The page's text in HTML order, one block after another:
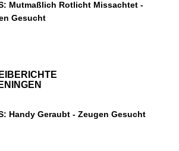
Mutmaßlich Rotlicht Missachtet -
Gesucht
Handy Geraubt - Zeugen Gesucht